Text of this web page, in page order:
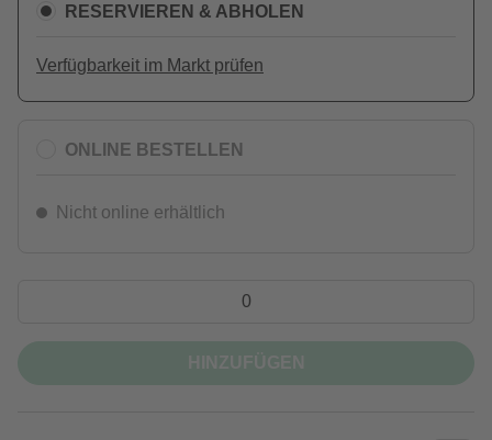
RESERVIEREN & ABHOLEN
Verfügbarkeit im Markt prüfen
ONLINE BESTELLEN
Nicht online erhältlich